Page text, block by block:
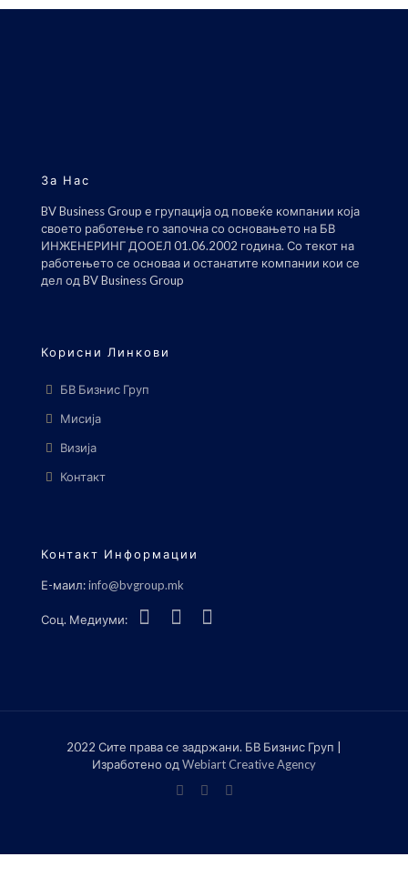
За Нас
BV Business Group е групација од повеќе компании која
своето работење го започна со основањето на БВ
ИНЖЕНЕРИНГ ДООЕЛ 01.06.2002 година. Со текот на
работењето се основаа и останатите компании кои се
дел од BV Business Group
Корисни Линкови
БВ Бизнис Груп
Мисија
Визија
Контакт
Контакт Информации
Е-маил:info@bvgroup.mk
Соц. Медиуми:
2022 Сите права се задржани. БВ Бизнис Груп |
Изработено од Webiart Creative Agency